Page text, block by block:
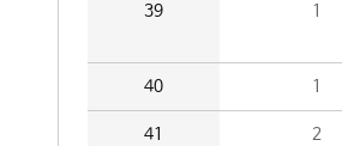
39 1
40 1
41 2